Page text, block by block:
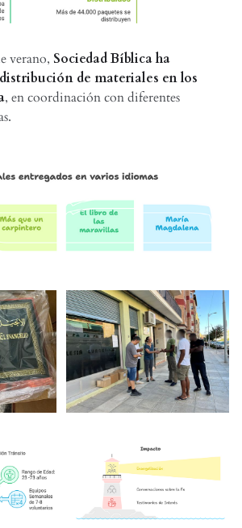
verano, Sociedad Bíblica ha
de materiales en los
, en coordinación con diferentes